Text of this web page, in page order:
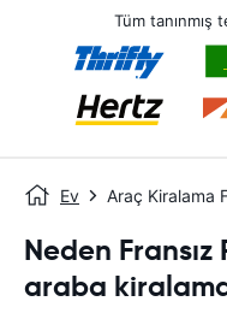
Tüm tanınmış
Ev Araç Kiralama
Neden Fransız
araba